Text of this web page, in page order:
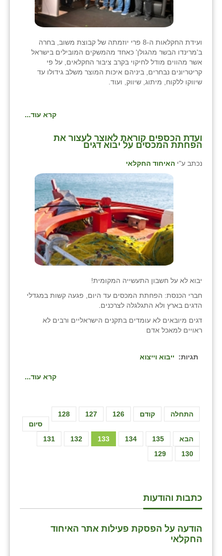
ועידת החקלאות ה-8 פרי יוזמתה של קבוצת משוב, בחרה
ב'מרינדו הבשר מהגולן' כאחד מהמשקים המובילים בישראל
אשר מהווים מודל לחיקוי בקרב ציבור החקלאים, על פי
קריטריונים נבחרים, ביניהם איכות המוצר משלב גידולו עד
שיווקו ללקוח, מיתוג, שיווק, ועוד.
קרא עוד...
ועדת הכספים קוראת לאוצר לעצור את
הפחתת המכסים על יבוא דגים
נכתב ע"י האיחוד החקלאי
יבוא לא על חשבון התעשייה המקומית!
חברי הכנסת: הפחתת המכסים עד היום, פגעה קשות במגדלי
הדגים בארץ ולא התגלגלה לצרכנים.
דגים מיובאים לא עומדים בתקנים הישראליים ורבים לא
ראויים למאכל אדם
תגיות: ייבוא וייצוא
קרא עוד...
התחלה קודם 126
127
128
129 130
131 132 133 134 135 הבא
סיום
כתבות והודעות
הודעה על הפסקת פעילות אתר האיחוד
החקלאי